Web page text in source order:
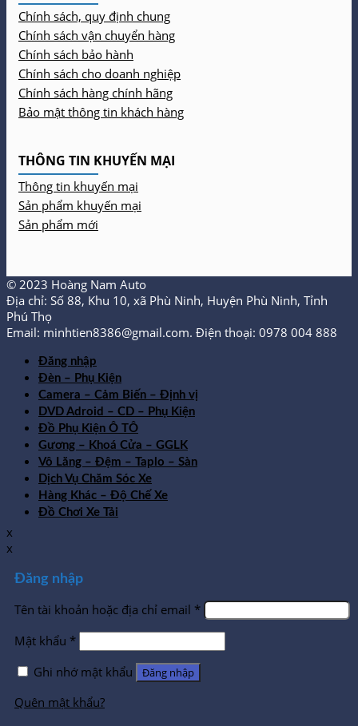
Chính sách, quy định chung
Chính sách vận chuyển hàng
Chính sách bảo hành
Chính sách cho doanh nghiệp
Chính sách hàng chính hãng
Bảo mật thông tin khách hàng
THÔNG TIN KHUYẾN MẠI
Thông tin khuyến mại
Sản phẩm khuyến mại
Sản phẩm mới
© 2023 Hoàng Nam Auto
Địa chỉ: Số 88, Khu 10, xã Phù Ninh, Huyện Phù Ninh, Tỉnh
Phú Thọ
Email: minhtien8386@gmail.com. Điện thoại: 0978 004 888
Đăng nhập
Đèn – Phụ Kiện
Camera – Cảm Biến – Định vị
DVD Adroid – CD – Phụ Kiện
Đồ Phụ Kiện Ô TÔ
Gương – Khoá Cửa – GGLK
Vô Lăng – Đệm – Taplo – Sàn
Dịch Vụ Chăm Sóc Xe
Hàng Khác – Độ Chế Xe
Đồ Chơi Xe Tải
x
x
Đăng nhập
Tên tài khoản hoặc địa chỉ email *
Mật khẩu *
Ghi nhớ mật khẩu
Đăng nhập
Quên mật khẩu?